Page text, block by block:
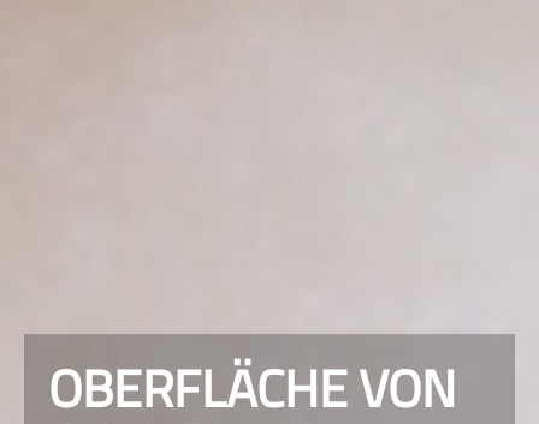
OBERFLÄCHE VON